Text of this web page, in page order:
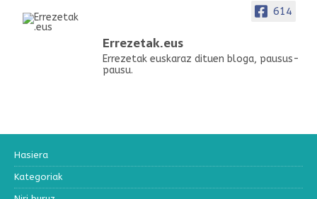
614
Errezetak.eus
Errezetak euskaraz dituen bloga, pausus-
pausu.
Hasiera
Kategoriak